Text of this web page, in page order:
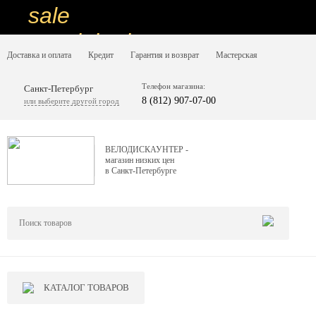
sale
special price
ну очень
вот дешево
sale
sale
Доставка и оплата Кредит Гарантия и возврат Мастерская
Санкт-Петербург
или выберите другой город
Телефон магазина:
8 (812) 907-07-00
ВЕЛОДИСКАУНТЕР -
магазин низких цен
в Санкт-Петербурге
КАТАЛОГ ТОВАРОВ